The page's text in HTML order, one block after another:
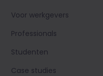
Voor werkgevers
Professionals
Studenten
Case studies